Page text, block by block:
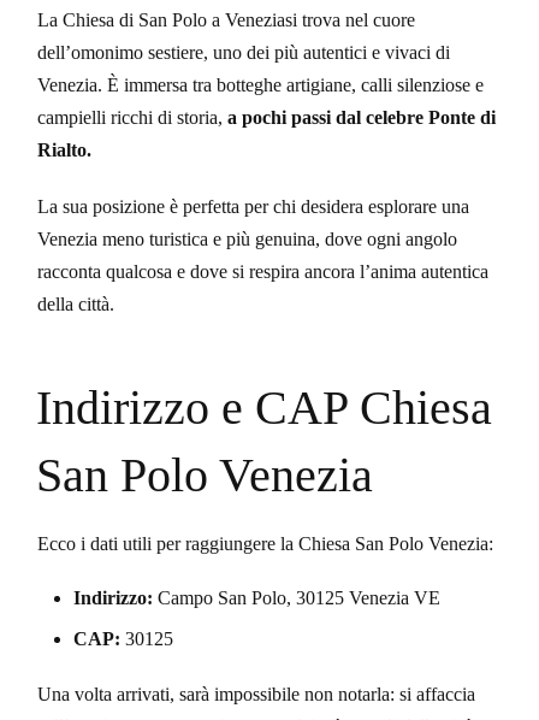
La Chiesa di San Polo a Veneziasi trova nel cuore
dell’omonimo sestiere, uno dei più autentici e vivaci di
Venezia. È immersa tra botteghe artigiane, calli silenziose e
campielli ricchi di storia,a pochi passi dal celebre Ponte di
Rialto.
La sua posizione è perfetta per chi desidera esplorare una
Venezia meno turistica e più genuina, dove ogni angolo
racconta qualcosa e dove si respira ancora l’anima autentica
della città.
Indirizzo e CAP Chiesa
San Polo Venezia
Ecco i dati utili per raggiungere la Chiesa San Polo Venezia:
Indirizzo: Campo San Polo, 30125 Venezia VE
CAP: 30125
Una volta arrivati, sarà impossibile non notarla: si affaccia